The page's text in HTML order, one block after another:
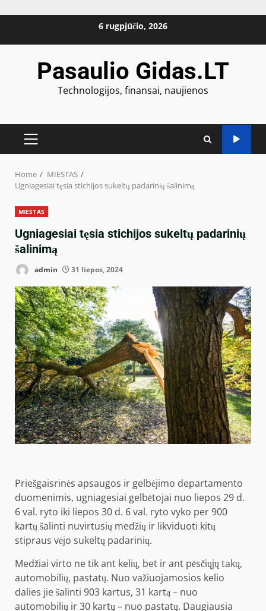
6 rugpjūčio, 2026
Pasaulio Gidas.LT
Technologijos, finansai, naujienos
PRIMARY
Home
MIESTAS
Ugniagesiai tęsia stichijos sukeltų padarinių šalinimą
MIESTAS
Ugniagesiai tęsia stichijos sukeltų padarinių
šalinimą
admin 31 liepos, 2024
Priešgaisrinės apsaugos ir gelbėjimo departamento
duomenimis, ugniagesiai gelbėtojai nuo liepos 29 d.
6 val. ryto iki liepos 30 d. 6 val. ryto vyko per 900
kartų šalinti nuvirtusių medžių ir likviduoti kitų
stipraus vėjo sukeltų padarinių.
Medžiai virto ne tik ant kelių, bet ir ant pėsčiųjų takų,
automobilių, pastatų. Nuo važiuojamosios kelio
dalies jie šalinti 903 kartus, 31 kartą – nuo ​​
automobilių ir 30 kartų – nuo ​​pastatų. Daugiausia